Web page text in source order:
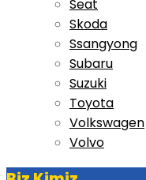
Seat
Skoda
Ssangyong
Subaru
Suzuki
Toyota
Volkswagen
Volvo